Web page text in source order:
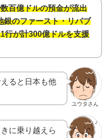
百億ドルの預金が流出
銀のファースト・リパブ
行が計300億ドルを支援
ユウタさん
ると日本も他
に乗り越えら